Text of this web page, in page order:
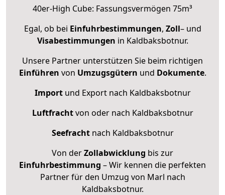
40er-High Cube: Fassungsvermögen 75m³
Egal, ob bei Einfuhrbestimmungen, Zoll– und
Visabestimmungen in Kaldbaksbotnur.
Unsere Partner unterstützen Sie beim richtigen
Einführen von Umzugsgütern und Dokumente.
Importund Export nach Kaldbaksbotnur
Luftfrachtvon oder nach Kaldbaksbotnur
Seefrachtnach Kaldbaksbotnur
Von derZollabwicklung bis zur
Einfuhrbestimmung – Wir kennen die perfekten
Partner für den Umzug von Marl nach
Kaldbaksbotnur.